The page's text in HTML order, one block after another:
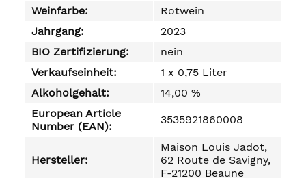
Weinfarbe:
Rotwein
Jahrgang:
2023
BIO Zertifizierung:
nein
Verkaufseinheit:
1 x 0,75 Liter
Alkoholgehalt:
14,00 %
European Article
Number (EAN):
3535921860008
Hersteller:
Maison Louis Jadot,
62 Route de Savigny,
F-21200 Beaune